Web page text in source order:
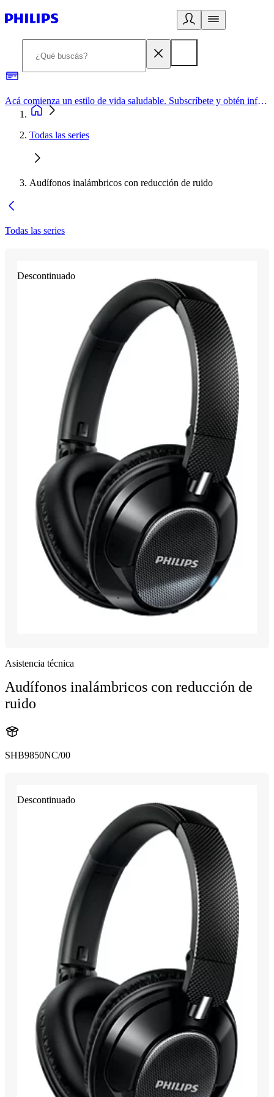
Acá comienza un estilo de vida saludable. Subscríbete y obtén información de primera mano
Todas las series
Audífonos inalámbricos con reducción de ruido
Todas las series
Descontinuado
Asistencia técnica
Audífonos inalámbricos con reducción de
ruido
SHB9850NC/00
Descontinuado